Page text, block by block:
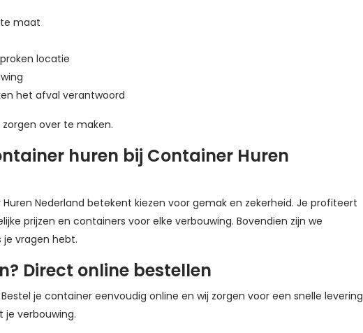
maat
locatie
het afval verantwoord
over te maken.
huren bij Container Huren
Nederland betekent kiezen voor gemak en zekerheid. Je profiteert
prijzen en containers voor elke verbouwing. Bovendien zijn we
vragen hebt.
Direct online bestellen
je container eenvoudig online en wij zorgen voor een snelle levering
je verbouwing.